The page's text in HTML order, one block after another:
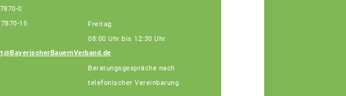
0
15
Freitag
08:00 Uhr bis 12:30 Uhr
Beratungsgespräche nach
telefonischer Vereinbarung